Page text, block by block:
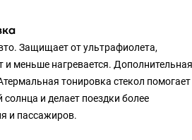
Защищает от ультрафиолета,
и меньше нагревается. Дополнительная
тонировка стекол помогает
солнца и делает поездки более
и пассажиров.